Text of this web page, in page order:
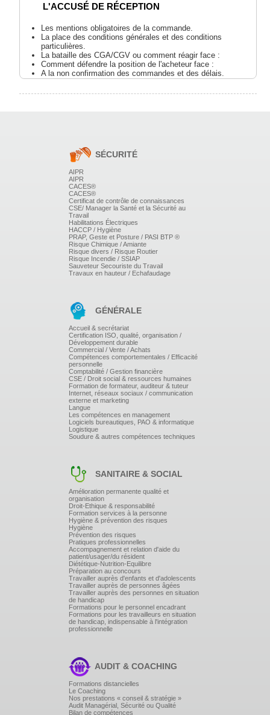
L'ACCUSÉ DE RÉCEPTION
Les mentions obligatoires de la commande.
La place des conditions générales et des conditions
particulières.
La bataille des CGA/CGV ou comment réagir face :
Comment défendre la position de l'acheteur face :
A la non confirmation des commandes et des délais.
A la non-conformité des produits reçus.
Le contrat de « fait » ou les avantages d'un contrat
Construire et négocier un contrat sur la base des
CGA/CGV.
SÉCURITÉ
AIPR
AIPR
CACES®
CACES®
Certificat de contrôle de connaissances
CSE/ Manager la Santé et la Sécurité au
Travail
Habilitations Électriques
HACCP / Hygiène
PRAP, Geste et Posture / PASI BTP ®
Risque Chimique / Amiante
Risque divers / Risque Routier
Risque Incendie / SSIAP
Sauveteur Secouriste du Travail
Travaux en hauteur / Echafaudage
GÉNÉRALE
Accueil & secrétariat
Certification ISO, qualité, organisation /
Développement durable
Commercial / Vente / Achats
Compétences comportementales / Efficacité
personnelle
Comptabilité / Gestion financière
CSE / Droit social & ressources humaines
Formation de formateur, auditeur & tuteur
Internet, réseaux sociaux / communication
externe et marketing
Langue
Les compétences en management
Logiciels bureautiques, PAO & informatique
Logistique
Soudure & autres compétences techniques
SANITAIRE & SOCIAL
Amélioration permanente qualité et
organisation
Droit-Ethique & responsabilité
Formation services à la personne
Hygiène & prévention des risques
Hygiène
Prévention des risques
Pratiques professionnelles
Accompagnement et relation d'aide du
patient/usager/du résident
Diététique-Nutrition-Equilibre
Préparation au concours
Travailler auprès d'enfants et d'adolescents
Travailler auprès de personnes âgées
Travailler auprès des personnes en situation
de handicap
Formations pour le personnel encadrant
Formations pour les travailleurs en situation
de handicap, indispensable à l'intégration
professionnelle
AUDIT & COACHING
Formations distancielles
Le Coaching
Nos prestations « conseil & stratégie »
Audit Managérial, Sécurité ou Qualité
Bilan de compétences